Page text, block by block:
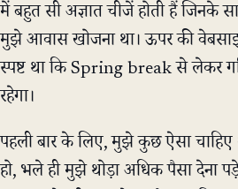
में बहुत सी अज्ञात चीजें होती हैं जिनके
मुझे आवास खोजना था। ऊपर की
स्पष्ट था कि Spring break से लेकर
रहेगा।
पहली बार के लिए, मुझे कुछ ऐसा चाहिए
हो, भले ही मुझे थोड़ा अधिक पैसा देना